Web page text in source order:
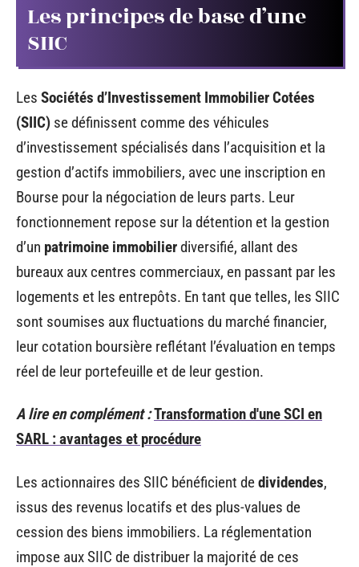
Les principes de base d’une
SIIC
Les Sociétés d’Investissement Immobilier Cotées
(SIIC) se définissent comme des véhicules
d’investissement spécialisés dans l’acquisition et la
gestion d’actifs immobiliers, avec une inscription en
Bourse pour la négociation de leurs parts. Leur
fonctionnement repose sur la détention et la gestion
d’un patrimoine immobilierdiversifié, allant des
bureaux aux centres commerciaux, en passant par les
logements et les entrepôts. En tant que telles, les SIIC
sont soumises aux fluctuations du marché financier,
leur cotation boursière reflétant l’évaluation en temps
réel de leur portefeuille et de leur gestion.
A lire en complément :Transformation d'une SCI en
SARL : avantages et procédure
Les actionnaires des SIIC bénéficient dedividendes,
issus des revenus locatifs et des plus-values de
cession des biens immobiliers. La réglementation
impose aux SIIC de distribuer la majorité de ces